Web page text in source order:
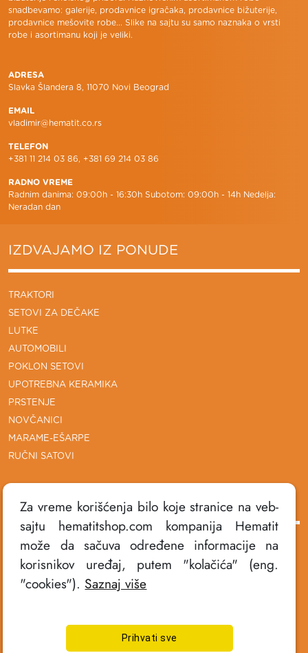
snadbevamo: galerije, prodavnice igračaka, prodavnice bižuterije,
prodavnice mešovite robe... Slike na sajtu su samo naznaka o vrsti
robe i asortimanu koji je veliki.
ADRESA
Slavka Šlandera 8, 11070 Novi Beograd
EMAIL
vladimir@hematit.co.rs
TELEFON
+381 11 214 03 86, +381 69 214 03 86
RADNO VREME
Radnim danima: 09:00h - 16:30h Subotom: 09:00h - 14h Nedelja:
Neradan dan
IZDVAJAMO IZ PONUDE
TRAKTORI
SETOVI ZA DEČAKE
LUTKE
AUTOMOBILI
POKLON SETOVI
UPOTREBNA KERAMIKA
PRSTENJE
NOVČANICI
MARAME-EŠARPE
RUČNI SATOVI
DODATNE INFORMACIJE
POLITIKA PRIVATNOSTI
USLOVI KORIŠĆENJA
NAČINI PLAĆANJA
Za vreme korišćenja bilo koje stranice na veb-
sajtu hematitshop.com kompanija Hematit
može da sačuva određene informacije na
korisnikov uređaj, putem "kolačića" (eng.
"cookies"). Saznaj više
Prihvati sve